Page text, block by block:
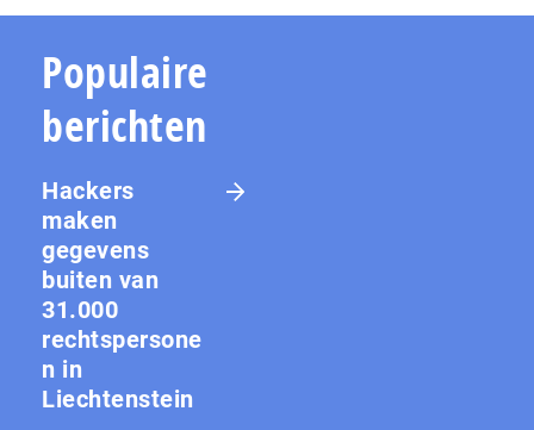
Populaire
berichten
Hackers
maken
gegevens
buiten van
31.000
rechtspersone
n in
Liechtenstein